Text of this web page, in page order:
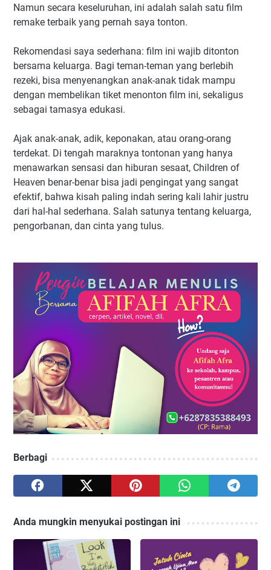
Namun secara keseluruhan, ini adalah salah satu film
remake terbaik yang pernah saya tonton.
Rekomendasi saya sederhana: film ini wajib ditonton
bersama keluarga. Bagi teman-teman yang berlebih
rezeki, bisa menyenangkan anak-anak tidak mampu
dengan membelikan tiket menonton film ini, sekaligus
sebagai tamasya edukasi.
Ajak anak-anak, adik, keponakan, atau orang-orang
terdekat. Di tengah maraknya tontonan yang hanya
menawarkan sensasi dan hiburan sesaat, Children of
Heaven benar-benar bisa jadi pengingat yang sangat
efektif, bahwa kisah paling indah sering kali lahir justru
dari hal-hal sederhana. Salah satunya tentang keluarga,
pengorbanan, dan cinta yang tulus.
Berbagi
Anda mungkin menyukai postingan ini